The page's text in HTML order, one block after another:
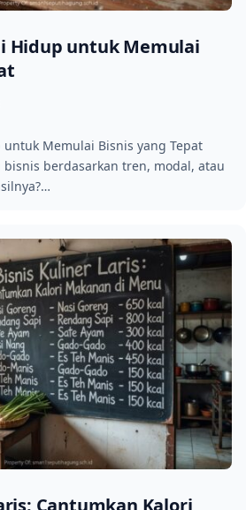
Hidup untuk Memulai
Memulai Bisnis yang Tepat
bisnis berdasarkan tren, modal, atau
Cantumkan Kalori